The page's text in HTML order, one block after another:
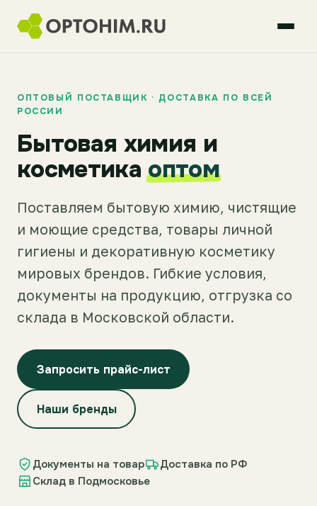
ОПТОВЫЙ ПОСТАВЩИК · ДОСТАВКА ПО ВСЕЙ
РОССИИ
Бытовая химия и
косметикаоптом
Поставляем бытовую химию, чистящие
и моющие средства, товары личной
гигиены и декоративную косметику
мировых брендов. Гибкие условия,
документы на продукцию, отгрузка со
склада в Московской области.
Запросить прайс-лист
Наши бренды
Документы на товар
Доставка по РФ
Склад в Подмосковье